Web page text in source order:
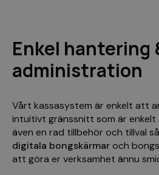
Enkel hantering
administration
Vårt kassasystem är enkelt att
intuitivt gränssnitt som är enkelt
även en rad tillbehör och tillval
digitala bongskärmaroch
att göra er verksamhet ännu